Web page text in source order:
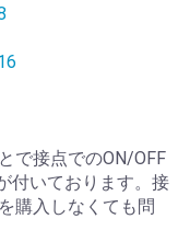
で接点でのON/OFF
付いております。接
購入しなくても問